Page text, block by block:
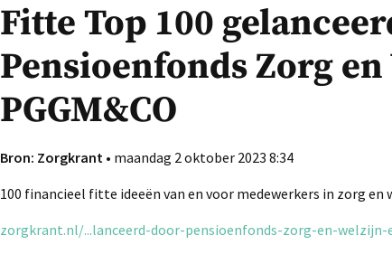
Fitte Top 100
Pensioenfonds Zorg
PGGM&CO
Bron: Zorgkrant • maandag 2 oktober 2023 8:34
100 financieel fitte ideeën van en voor medewerkers in zorg en
zorgkrant.nl/...lanceerd-door-pensioenfonds-zorg-en-welzijn-